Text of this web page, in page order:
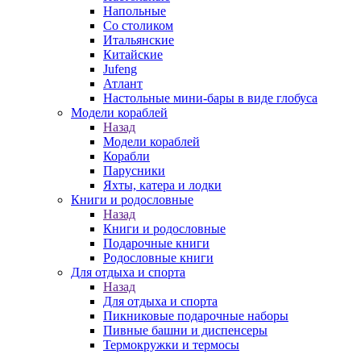
Напольные
Со столиком
Итальянские
Китайские
Jufeng
Атлант
Настольные мини-бары в виде глобуса
Модели кораблей
Назад
Модели кораблей
Корабли
Парусники
Яхты, катера и лодки
Книги и родословные
Назад
Книги и родословные
Подарочные книги
Родословные книги
Для отдыха и спорта
Назад
Для отдыха и спорта
Пикниковые подарочные наборы
Пивные башни и диспенсеры
Термокружки и термосы